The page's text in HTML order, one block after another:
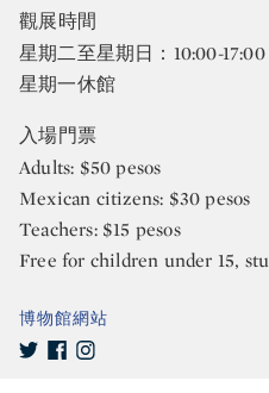
觀展時間
星期二至星期日：10:00-17:00
星期一休館
入場門票
Adults: $50 pesos
Mexican citizens: $30 pesos
Teachers: $15 pesos
Free for children under 15,
博物館網站